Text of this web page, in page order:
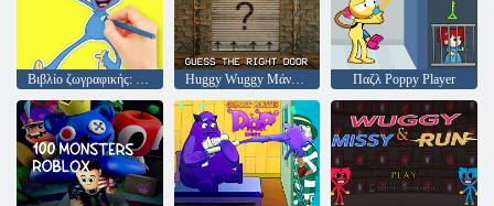
Βιβλίο ζωγραφικής: Poppy Playtime Huggy Wuggy Μάντεψε τη σωστή πόρτα Παζλ Poppy Player